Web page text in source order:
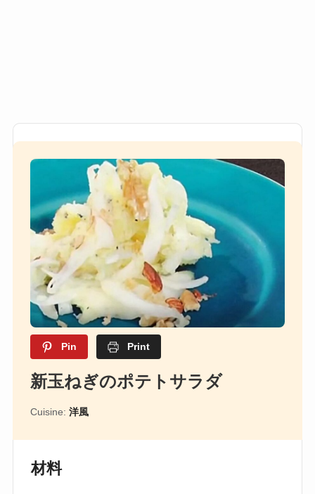
Pin Print
新玉ねぎのポテトサラダ
Cuisine: 洋風
材料